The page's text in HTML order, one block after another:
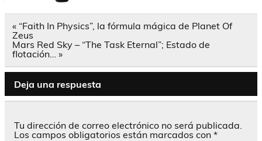
Navegación
de
entradas
« “Faith In Physics”, la fórmula mágica de Planet Of
Zeus
Mars Red Sky – “The Task Eternal”; Estado de
flotación… »
Deja una respuesta
Tu dirección de correo electrónico no será publicada.
Los campos obligatorios están marcados con *